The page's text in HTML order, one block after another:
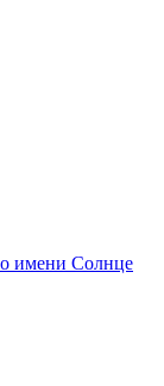
имени Солнце